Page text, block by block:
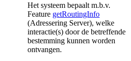
Het systeem bepaalt m.b.v.
Feature getRoutingInfo
(Adressering Server), welke
interactie(s) door de betreffende
bestemming kunnen worden
ontvangen.